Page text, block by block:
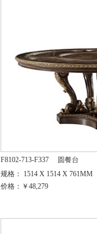
F8102-713-F337
圆餐台
规格： 1514 X 1514 X 761MM
价格：￥48,279